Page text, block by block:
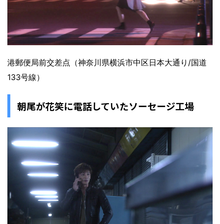
港郵便局前交差点（神奈川県横浜市中区日本大通り/国道
133号線）
朝尾が花笑に電話していたソーセージ工場